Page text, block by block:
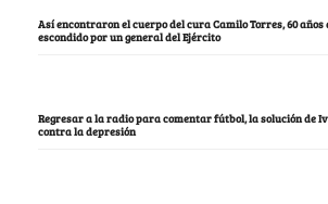
Así encontraron el cuerpo del cura Camilo Torres, 60 años
escondido por un general del Ejército
Regresar a la radio para comentar fútbol, la solución de
contra la depresión